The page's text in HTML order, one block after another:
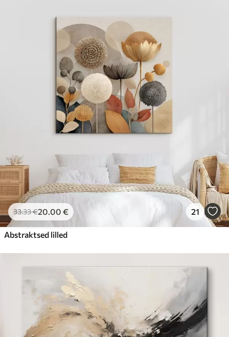
33.33€20.00 € 21
Abstraktsed lilled